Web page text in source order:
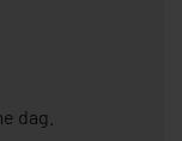
dag.